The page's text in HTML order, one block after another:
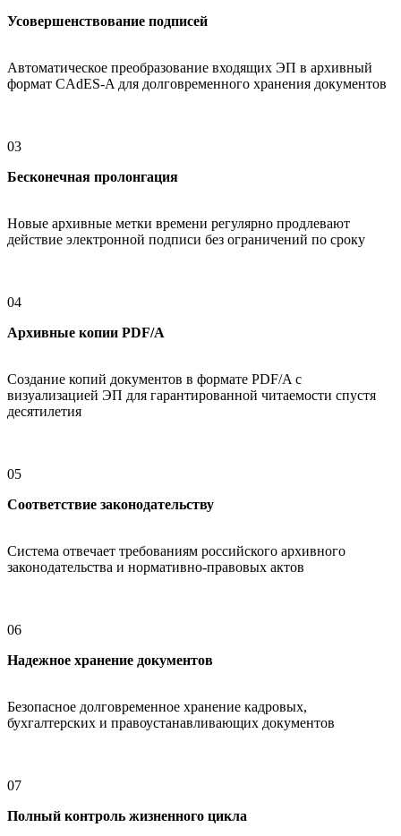
Усовершенствование подписей
Автоматическое преобразование входящих ЭП в архивный
формат CAdES-A для долговременного хранения документов
03
Бесконечная пролонгация
Новые архивные метки времени регулярно продлевают
действие электронной подписи без ограничений по сроку
04
Архивные копии PDF/A
Создание копий документов в формате PDF/A с
визуализацией ЭП для гарантированной читаемости спустя
десятилетия
05
Соответствие законодательству
Система отвечает требованиям российского архивного
законодательства и нормативно-правовых актов
06
Надежное хранение документов
Безопасное долговременное хранение кадровых,
бухгалтерских и правоустанавливающих документов
07
Полный контроль жизненного цикла